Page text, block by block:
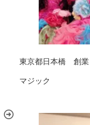
東京都日本橋 創業
マジック